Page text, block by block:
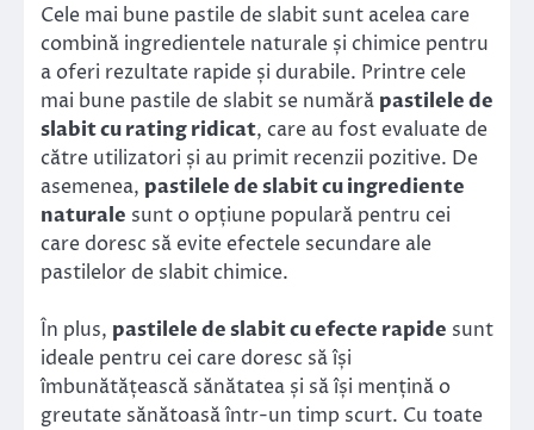
Cele mai bune pastile de slabit sunt acelea care
combină ingredientele naturale și chimice pentru
a oferi rezultate rapide și durabile. Printre cele
mai bune pastile de slabit se numără pastilele de
slabit cu rating ridicat, care au fost evaluate de
către utilizatori și au primit recenzii pozitive. De
asemenea, pastilele de slabit cu ingrediente
naturale sunt o opțiune populară pentru cei
care doresc să evite efectele secundare ale
pastilelor de slabit chimice.
În plus, pastilele de slabit cu efecte rapide sunt
ideale pentru cei care doresc să își
îmbunătățească sănătatea și să își mențină o
greutate sănătoasă într-un timp scurt. Cu toate